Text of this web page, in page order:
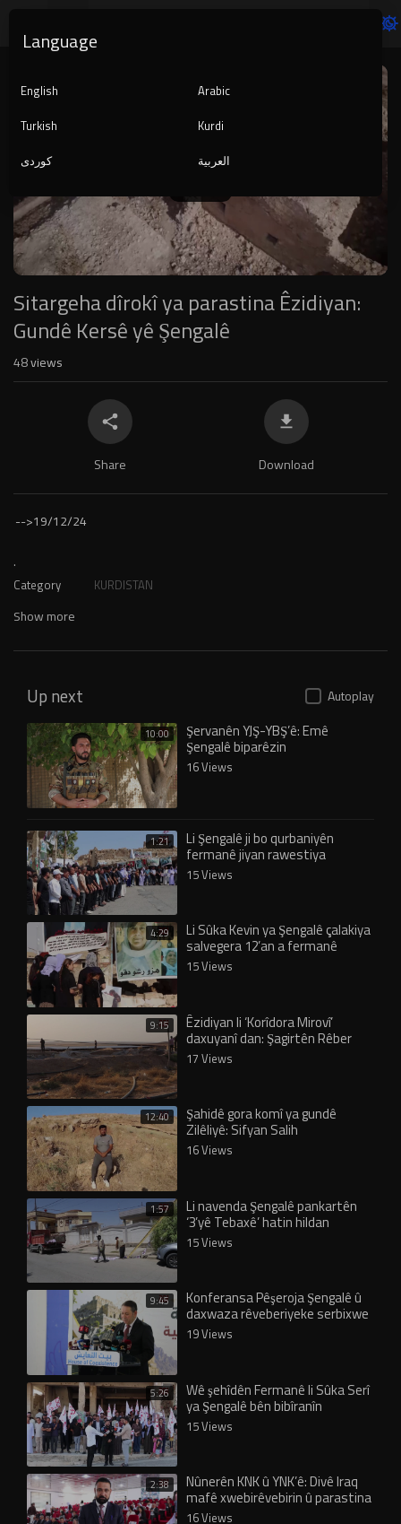
Player
auto
Sitargeha dîrokî ya parastina Êzidiyan:
Gundê Kersê yê Şengalê
48views
Share Download
-->19/12/24
.
Category KURDISTAN
Show more
Up next Autoplay
10:00 Şervanên YJŞ-YBŞ’ê: Emê
Şengalê biparêzin
16 Views
1:21 Li Şengalê ji bo qurbaniyên
fermanê jiyan rawestiya
15 Views
4:29 Li Sûka Kevin ya Şengalê çalakiya
salvegera 12’an a fermanê
didome
15 Views
9:15 Êzidiyan li ‘Korîdora Mirovî’
daxuyanî dan: Şagirtên Rêber
Apo vê rêyê ji me re vekirin!
17 Views
12:40 Şahidê gora komî ya gundê
Zilêliyê: Sifyan Salih
16 Views
1:57 Li navenda Şengalê pankartên
‘3’yê Tebaxê’ hatin hildan
15 Views
9:45 Konferansa Pêşeroja Şengalê û
daxwaza rêveberiyeke serbixwe
hate lidarxistin
19 Views
5:26 Wê şehîdên Fermanê li Sûka Serî
ya Şengalê bên bibîranîn
15 Views
2:38 Nûnerên KNK û YNK’ê: Divê Iraq
mafê xwebirêvebirin û parastina
Êzidiyan nas bike
16 Views
Language
English
Arabic
Turkish
Kurdi
کوردی
العربية